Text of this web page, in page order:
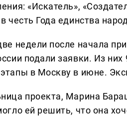
«Искатель»,
честь Года единства
недели после начала
подали заявки. Из
в Москву в июне.
проекта, Марина
ей решить, что она